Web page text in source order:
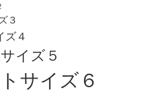
３
ズ４
イズ５
サイズ６